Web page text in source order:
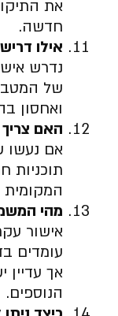
את
חדשה.
אילו
נדרש
של
ואחסון
האם צריך
אם נעשו
תוכניות
המקומית
מהי
אישור
עומדים
אך
הנוספים.